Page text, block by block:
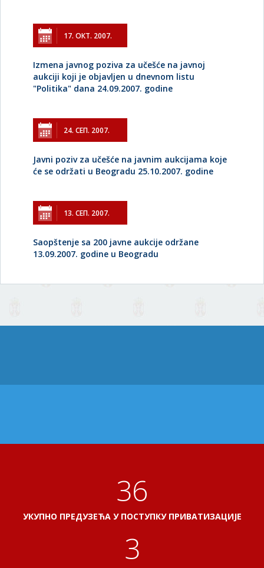
17. ОКТ. 2007.
Izmena javnog poziva za učešće na javnoj
aukciji koji je objavljen u dnevnom listu
"Politika" dana 24.09.2007. godine
24. СЕП. 2007.
Javni poziv za učešće na javnim aukcijama koje
će se održati u Beogradu 25.10.2007. godine
13. СЕП. 2007.
Saopštenje sa 200 javne aukcije održane
13.09.2007. godine u Beogradu
40
УКУПНО ПРЕДУЗЕЋА У ПОСТУПКУ ПРИВАТИЗАЦИЈЕ
3